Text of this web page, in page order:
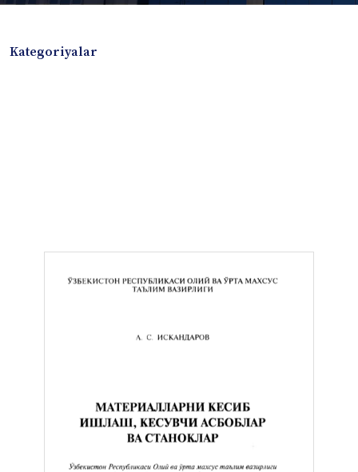
Kategoriyalar